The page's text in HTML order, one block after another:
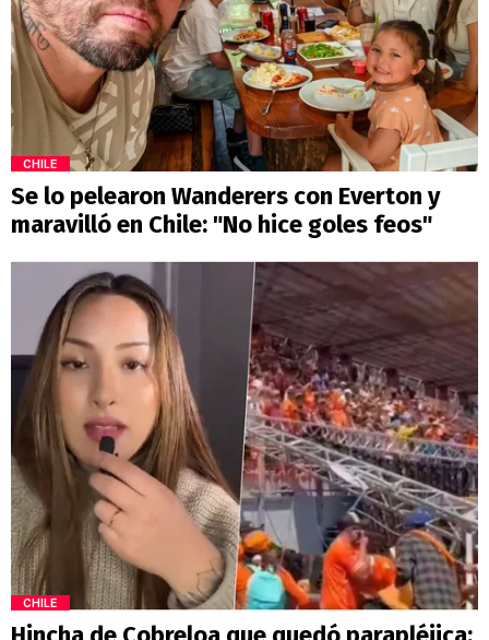
CHILE
Se lo pelearon Wanderers con Everton y
maravilló en Chile: "No hice goles feos"
CHILE